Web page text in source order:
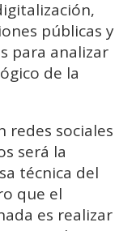
públicas y
para analizar
de la
redes sociales
será la
técnica del
que el
es realizar